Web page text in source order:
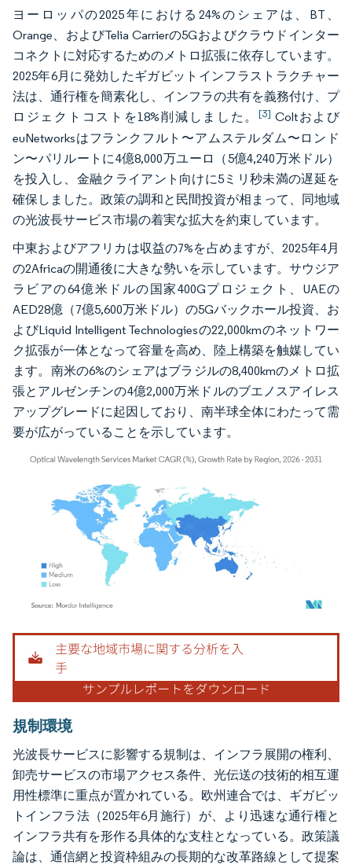
ヨーロッパの2025年における24%のシェアは、BT、
Orange、およびTelia Carrierの5Gおよびクラウドインター
コネクトに対応するためのメトロ拡張に依存しています。
2025年6月に発効したギガビットインフラストラクチャー
法は、通行権を簡素化し、インフラの共有を義務付け、プ
ロジェクトコストを18%削減しました。[3] Coltおよび
euNetworksはフランクフルト〜アムステルダム〜ロンド
ン〜パリルートに4億8,000万ユーロ（5億4,240万米ドル）
を投入し、金融クライアント向けに5ミリ秒未満の遅延を
確保しました。政策の調和と民間投資が相まって、同地域
の光波長サービス市場の着実な拡大を約束しています。
中東およびアフリカは収益の7%を占めますが、2025年4月
の2Africaの開通後に大きな勢いを示しています。サウジア
ラビアの64億米ドルの国家400Gプロジェクト、UAEの
AED28億（7億5,600万米ドル）の5Gバックホール投資、お
よびLiquid Intelligent Technologiesの22,000kmのネットワー
ク拡張が一体となって容量を高め、陸上構築を触媒してい
ます。南米の6%のシェアはブラジルの8,400kmのメトロ拡
張とアルゼンチンの4億2,000万米ドルのブエノスアイレス
アップグレードに起因しており、南半球全体にわたって需
要が広がっていることを示しています。
画像 © Mordor Intelligence。再利用にはCC BY 4.0の表示が必要です。
規制環境
光波長サービスに影響する規制は、インフラ展開の権利、
卸売サービスの市場アクセス条件、光伝送の技術的相互運
用性標準に重点が置かれている。欧州連合では、ギガビッ
トインフラ法（2025年6月施行）が、より迅速な通行権と
インフラ共有を形作る具体的な支柱となっている。政策議
論は、通信網と投資枠組みの長期的な改革路線として提案